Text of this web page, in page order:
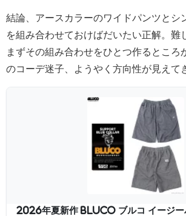
結論、アースカラーのワイドパンツとシ
を組み合わせておけばだいたい正解。難
まずその組み合わせをひとつ作るところ
のコーデ迷子、ようやく方向性が見えて
2026年夏新作 BLUCO ブルコ イージー